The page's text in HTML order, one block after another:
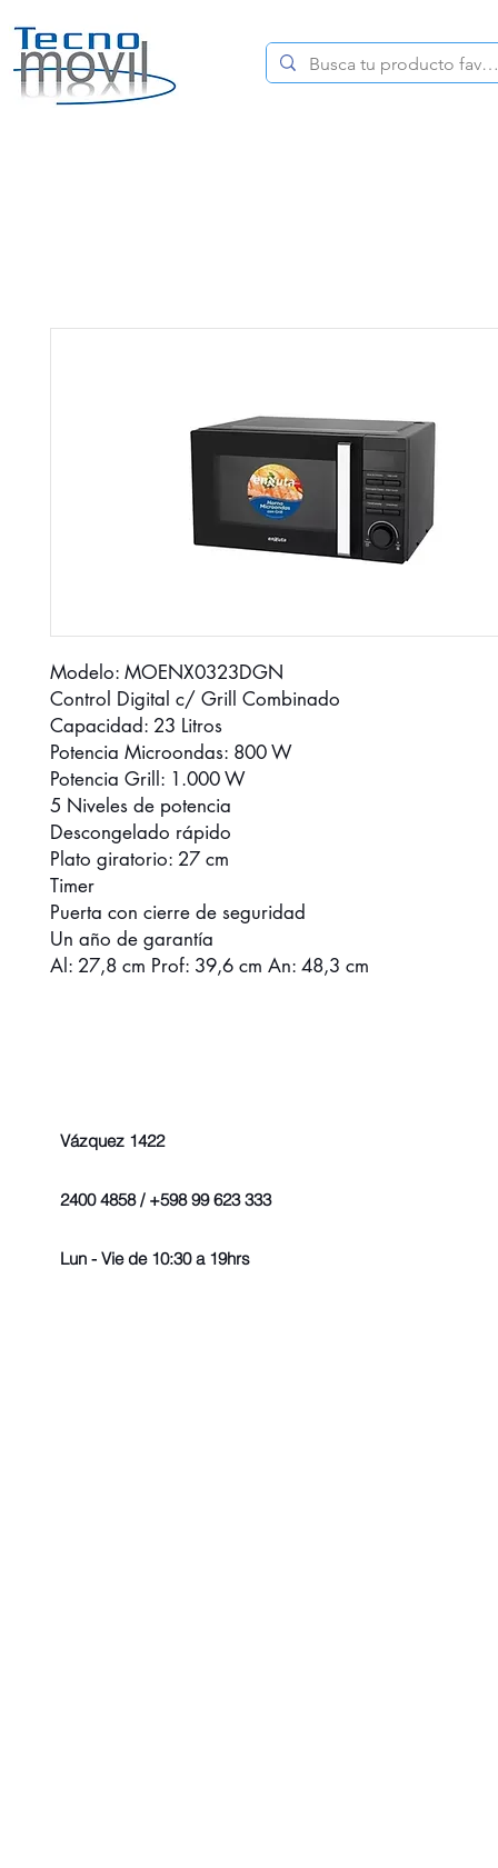
Modelo: MOENX0323DGN
Control Digital c/ Grill Combinado
Capacidad: 23 Litros
Potencia Microondas: 800 W
Potencia Grill: 1.000 W
5 Niveles de potencia
Descongelado rápido
Plato giratorio: 27 cm
Timer
Puerta con cierre de seguridad
Un año de garantía
Al: 27,8 cm Prof: 39,6 cm An: 48,3 cm
Vázquez 1422
2400 4858 / +598 99 623 333
Lun - Vie de 10:30 a 19hrs